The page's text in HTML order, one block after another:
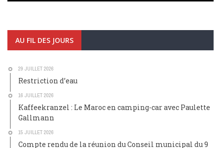
AU FIL DES JOURS
29 JUILLET 2026
Restriction d’eau
16 JUILLET 2026
Kaffeekranzel : Le Maroc en camping-car avec Paulette
Gallmann
15 JUILLET 2026
Compte rendu de la réunion du Conseil municipal du 9